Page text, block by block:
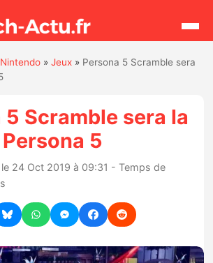
»Jeux » Persona 5 Scramble sera
5 Scramble sera la
5
le 24 Oct 2019 à 09:31 - Temps de